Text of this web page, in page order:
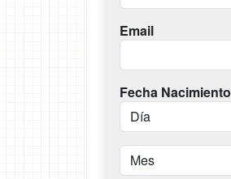
Email
Fecha Nacimiento